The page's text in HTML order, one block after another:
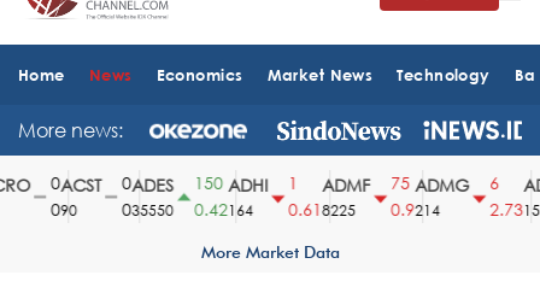
Home News Economics Market News Technology
More news:
ACST
90
ADES
35550
150
0.42
ADHI
164
0.61
ADMF
8225
75
0.9
ADMG
214
2.73
More Market Data